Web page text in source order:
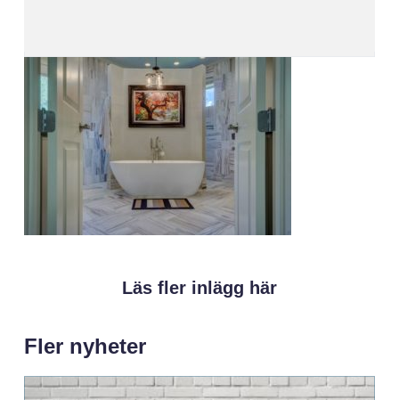
Läs fler inlägg här
Fler nyheter